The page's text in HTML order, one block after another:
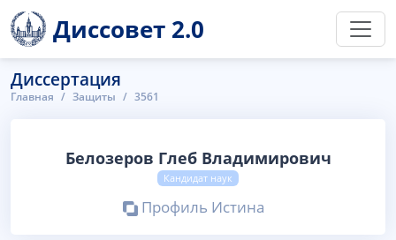
Диссовет 2.0
Диссертация
Главная Защиты 3561
Белозеров Глеб Владимирович
Кандидат наук
Профиль Истина